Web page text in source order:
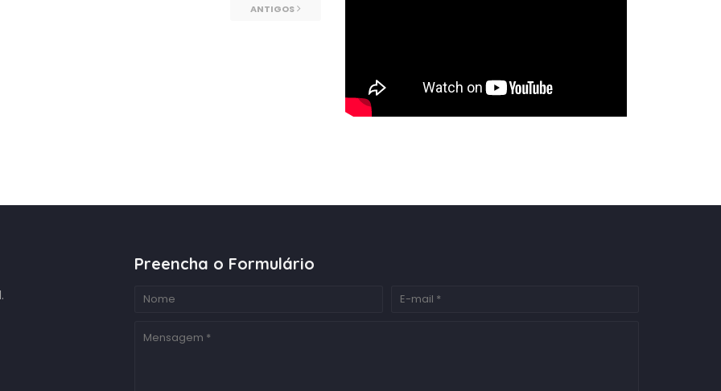
ANTIGOS
Preencha o Formulário